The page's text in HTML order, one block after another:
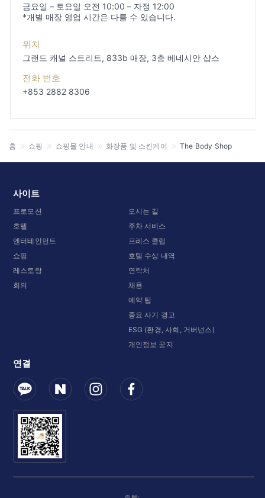
금요일 – 토요일 오전 10:00 – 자정 12:00
*개별 매장 영업 시간은 다를 수 있습니다.
위치
그랜드 캐널 스트리트, 833b 매장, 3층 베네시안 샵스
전화 번호
+853 2882 8306
홈 쇼핑 쇼핑몰 안내 화장품 및 스킨케어 The Body Shop
사이트
프로모션
호텔
엔터테인먼트
쇼핑
레스토랑
회의
오시는 길
주차 서비스
프레스 클럽
호텔 수상 내역
연락처
채용
예약 팁
중요 사기 경고
ESG (환경, 사회, 거버넌스)
개인정보 공지
연결